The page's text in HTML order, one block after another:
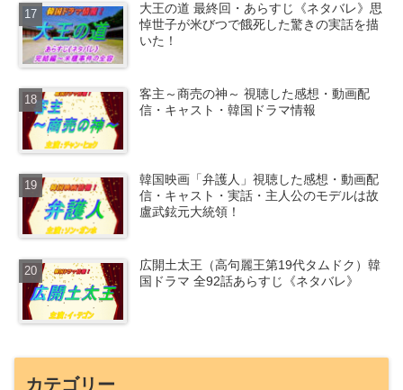
大王の道 最終回・あらすじ《ネタバレ》思
悼世子が米びつで餓死した驚きの実話を描
いた！
客主～商売の神～ 視聴した感想・動画配
信・キャスト・韓国ドラマ情報
韓国映画「弁護人」視聴した感想・動画配
信・キャスト・実話・主人公のモデルは故
盧武鉉元大統領！
広開土太王（高句麗王第19代タムドク）韓
国ドラマ 全92話あらすじ《ネタバレ》
カテゴリー